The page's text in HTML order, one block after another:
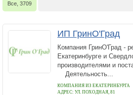
Все, 3709
ИП ГринО'Град
Компания ГринО'Град -
Екатеринбурге и
производителями и
Деятельность...
КОМПАНИЯ ИЗ ЕКАТЕРИНБУРГА
АДРЕС: УЛ. ПОХОДНАЯ, 81